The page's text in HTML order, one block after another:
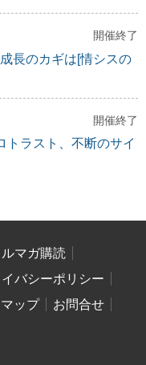
開催終了
長のカギは[情シスの
開催終了
トラスト、不断のサイ
ルマガ購読
バシーポリシー
ップ
お問合せ